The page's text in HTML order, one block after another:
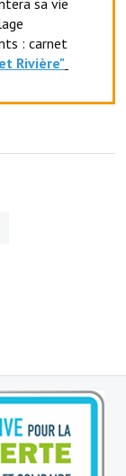
sa vie
: carnet
Rivière"